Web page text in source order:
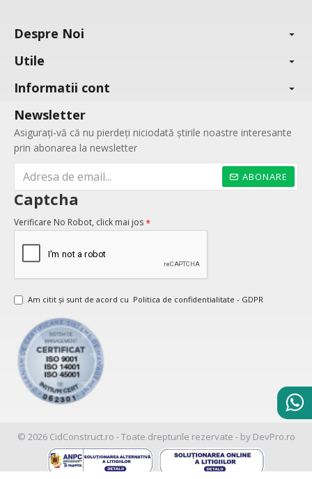
Despre Noi
Utile
Informatii cont
Newsletter
Asigurați-vă că nu pierdeți niciodată știrile noastre interesante
prin abonarea la newsletter
ABONARE
Captcha
Verificare No Robot, click mai jos
Am citit şi sunt de acord cu Politica de confidentialitate - GDPR
© 2026 CidConstruct.ro - Toate drepturile rezervate - by DevPro.ro